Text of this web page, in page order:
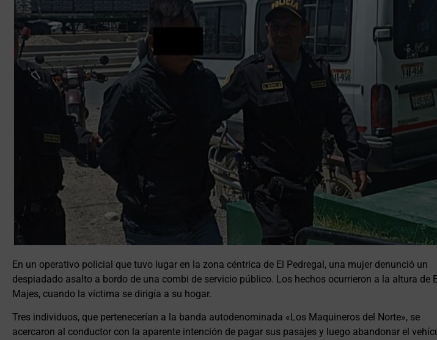
En un operativo policial que tuvo lugar en la zona céntrica de El Pedregal, una mujer denunció un
despiadado asalto a bordo de una combi de servicio público. Los hechos ocurrieron a la altura de
Majes, cuando la víctima se dirigía a su hogar.
Tres individuos, que pertenecerían a la banda autodenominada «Los Maquineros del Norte», se
acercaron al conductor con la aparente intención de pagar sus pasajes y luego abandonar el